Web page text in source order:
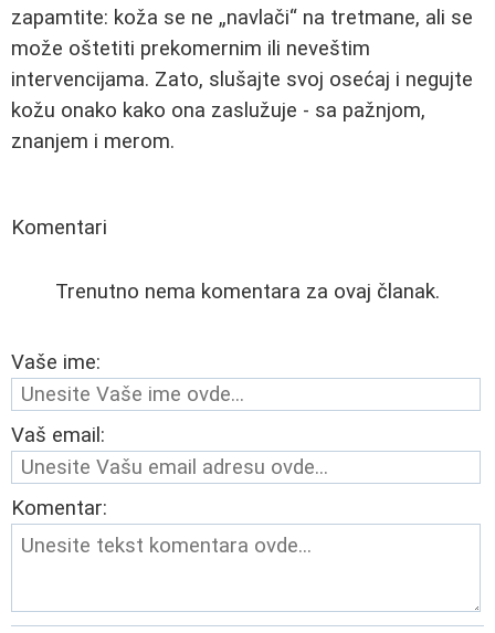
zapamtite: koža se ne „navlači“ na tretmane, ali se
može oštetiti prekomernim ili neveštim
intervencijama. Zato, slušajte svoj osećaj i negujte
kožu onako kako ona zaslužuje - sa pažnjom,
znanjem i merom.
Komentari
Trenutno nema komentara za ovaj članak.
Vaše ime:
Vaš email:
Komentar: